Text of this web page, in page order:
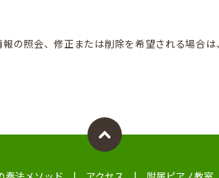
の照会、修正または削除を希望される場合